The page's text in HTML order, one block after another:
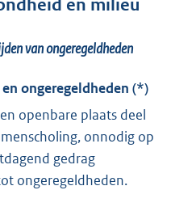
en milieu
van ongeregeldheden
ongeregeldheden (*)
openbare plaats deel
onnodig op
gedrag
ongeregeldheden.